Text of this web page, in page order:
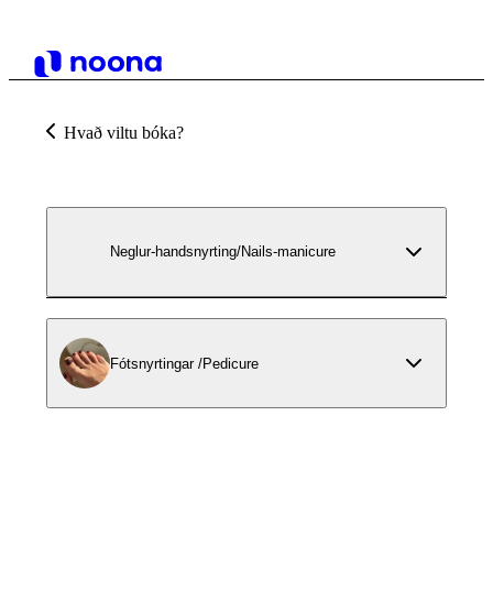
Hvað viltu bóka?
Neglur-handsnyrting/Nails-manicure
Fótsnyrtingar /Pedicure